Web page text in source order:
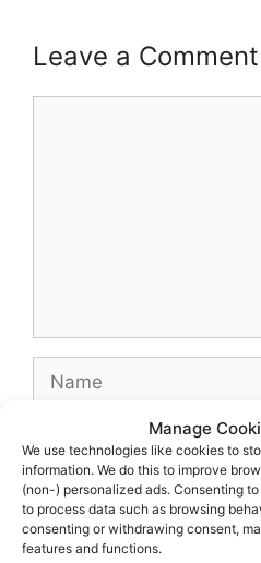
Manage
We use technologies like cookies to
information. We do this to improve
(non-) personalized ads. Consenting
to process data such as browsing
consenting or withdrawing consent,
features and functions.
Leave a Comment
Name
Website